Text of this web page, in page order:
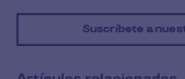
on
Suscríbete a